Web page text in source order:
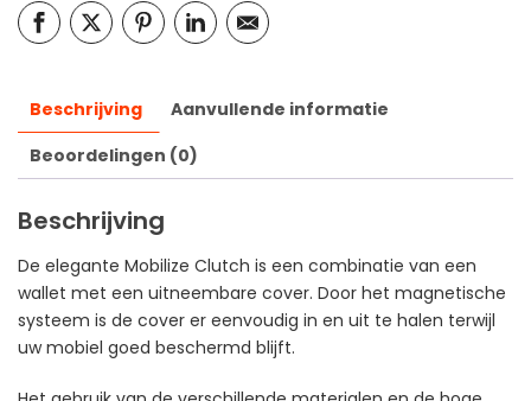
Beschrijving
Aanvullende informatie
Beoordelingen (0)
Beschrijving
De elegante Mobilize Clutch is een combinatie van een
wallet met een uitneembare cover. Door het magnetische
systeem is de cover er eenvoudig in en uit te halen terwijl
uw mobiel goed beschermd blijft.